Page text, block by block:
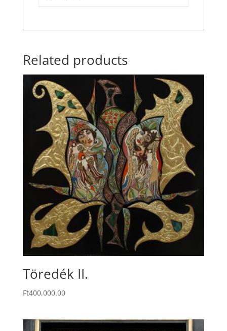
Related products
Töredék II.
Ft400,000.00